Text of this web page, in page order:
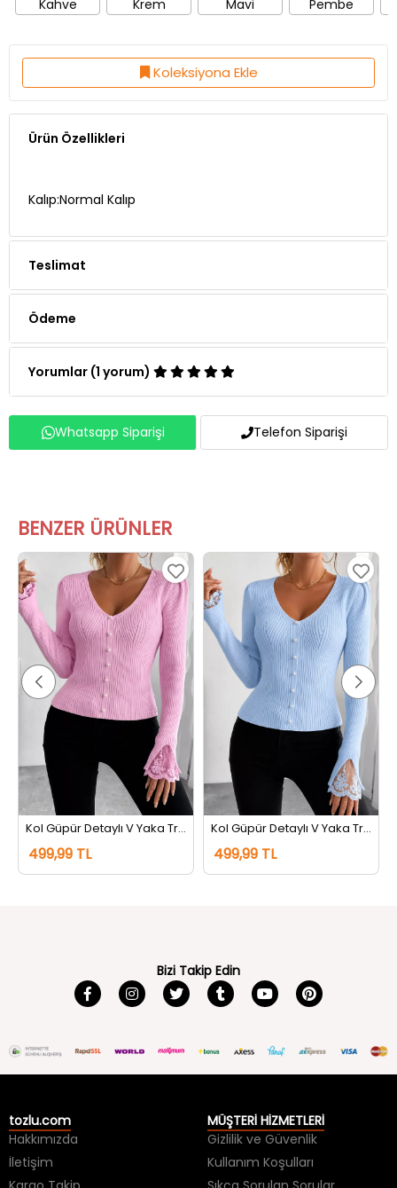
Kahve Krem Mavi Pembe
Koleksiyona Ekle
Ürün Özellikleri
Kalıp:Normal Kalıp
Teslimat
Ödeme
Yorumlar (1 yorum)
Whatsapp Siparişi Telefon Siparişi
BENZER ÜRÜNLER
Kol Güpür Detaylı V Yaka Triko Bluz Pembe
499,99 TL
Kol Güpür Detaylı V Yaka Triko Bluz Mavi
499,99 TL
Bizi Takip Edin
tozlu.com
Hakkımızda
İletişim
MÜŞTERİ HİZMETLERİ
Gizlilik ve Güvenlik
Kullanım Koşulları